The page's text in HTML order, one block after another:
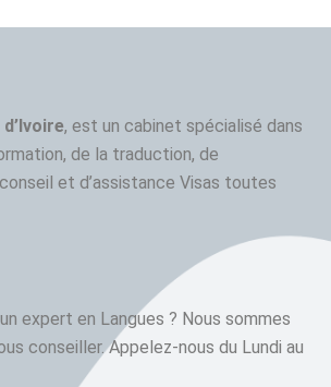
, est un cabinet spécialisé dans
de la traduction, de
et d’assistance Visas toutes
expert en Langues ? Nous sommes
conseiller. Appelez-nous du Lundi au